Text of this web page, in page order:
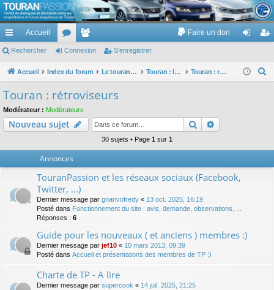
TouranPassion
Le forum des propriétaires ou futurs acquéreurs du Volkswagen Touran
cc
ès
pi
de
Accueil
or
u
e
m
Faire un don
ne nr
Rechercher Connexion S’enregistrer
Accueil Index du forum Le touran dans ses versions I (V1 V2 V3) et II ... Touran : les équipements électriques et électroniques Touran : rétroviseurs
c
Touran : rétroviseurs
Modérateur : Modérateurs
Nouveau sujet Rechercher
30 sujets • Page 1 sur 1
Annonces
TouranPassion et les réseaux sociaux (Facebook,
Twitter, ...)
Dernier message par gnanvofredy « 13 oct. 2025, 16:19
Posté dans Fonctionnement du site : avis, demande, observations, ...
Réponses : 6
Guide pour les nouveaux ( et anciens ) membres :)
Dernier message par jef10 « 10 mars 2013, 09:39
Posté dans Accueil et présentations des membres de TP :)
Charte de TP - A lire
Dernier message par supercook « 14 juil. 2025, 21:25